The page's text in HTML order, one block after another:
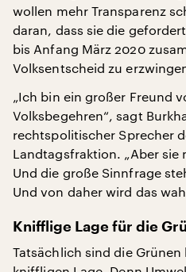
wollen mehr Transparenz
daran, dass sie die
bis Anfang März 2020
Volksentscheid zu
„Ich bin ein großer Freund
Volksbegehren“, sagt
rechtspolitischer Sprecher
Landtagsfraktion. „Aber sie
Und die große Sinnfrage
Und von daher wird das
Knifflige Lage für die
Tatsächlich sind die